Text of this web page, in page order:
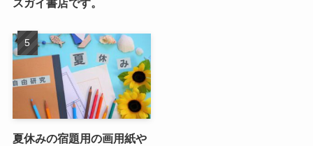
夏休みの宿題用の画用紙や